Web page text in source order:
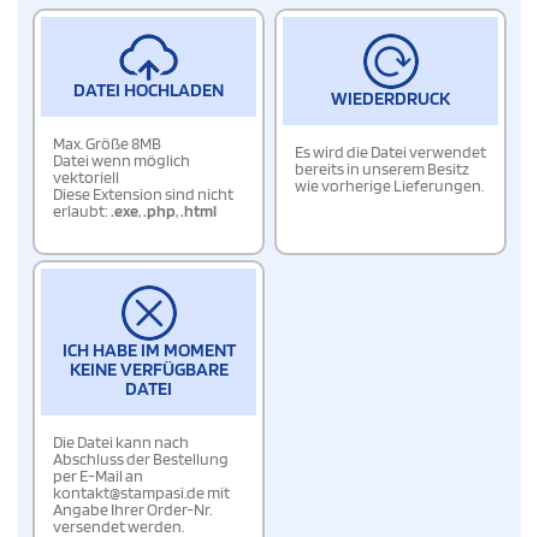
DATEI HOCHLADEN
Max. Größe 8MB
Datei wenn möglich
vektoriell
Diese Extension sind nicht
erlaubt:.exe,.php,.html
WIEDERDRUCK
Es wird die Datei verwendet
bereits in unserem Besitz
wie vorherige Lieferungen.
ICH HABE IM MOMENT
KEINE VERFÜGBARE
DATEI
Die Datei kann nach
Abschluss der Bestellung
per E-Mail an
kontakt@stampasi.de mit
Angabe Ihrer Order-Nr.
versendet werden.